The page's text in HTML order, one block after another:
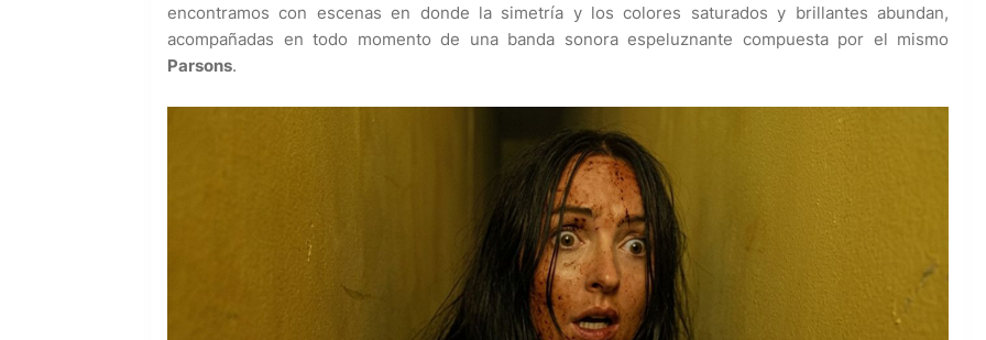
encontramos con escenas en donde la simetría y los colores saturados y brillantes abundan,
acompañadas en todo momento de una banda sonora espeluznante compuesta por el mismo
Parsons.